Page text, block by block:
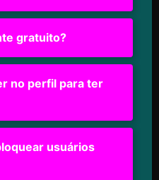
gratuito?
no perfil para ter
usuários